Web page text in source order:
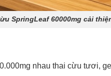
SpringLeaf 60000mg cải
nhau thai cừu tươi,